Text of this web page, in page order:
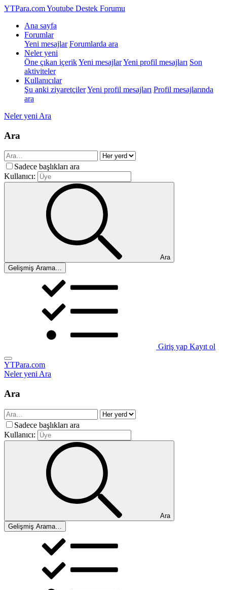
YTPara.comYoutube Destek Forumu
Ana sayfa
Forumlar
Yeni mesajlar Forumlarda ara
Neler yeni
Öne çıkan içerikYeni mesajlarYeni profil mesajları Son
aktiviteler
Kullanıcılar
Şu anki ziyaretçilerYeni profil mesajları Profil mesajlarında
ara
Neler yeni Ara
Ara
Sadece başlıkları ara
Kullanıcı:
Ara
Gelişmiş Arama…
Giriş yap Kayıt ol
YTPara.com
Neler yeniAra
Ara
Sadece başlıkları ara
Kullanıcı:
Ara
Gelişmiş Arama…